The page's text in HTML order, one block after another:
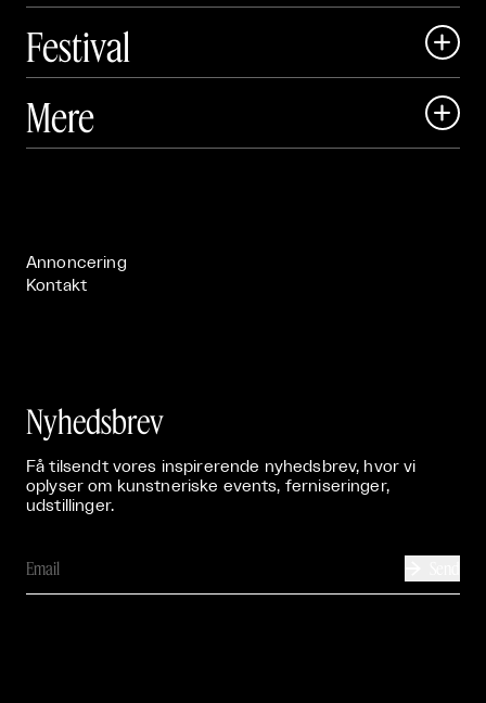
Festival

 Art Matter Festival
Mere 
Annoncering
Kontakt
Nyhedsbrev
Få tilsendt vores inspirerende nyhedsbrev, hvor vi
oplyser om kunstneriske events, ferniseringer,
udstillinger.